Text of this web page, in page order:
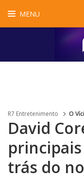
MENU
R7 Entretenimento O
David
trás do